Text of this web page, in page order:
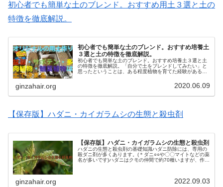
初心者でも簡単な土のブレンド。おすすめ用土３選と土の
特徴を徹底解説。
初心者でも簡単な土のブレンド。おすすめ培養土
３選と土の特徴を徹底解説。
初心者でも簡単な土のブレンド。おすすめ培養土３選と土
の特徴を徹底解説。「自分で土をブレンドしてみたい」と
思ったということは、ある程度植物を育てた経験があると
ginzahair.org 2020.06.09
【保存版】ハダニ・カイガラムシの生態と殺虫剤
【保存版】ハダニ・カイガラムシの生態と殺虫剤
ハダニの生態と殺虫剤の基礎知識ハダニ防除には、専用の
殺ダニ剤が多くあります。(＊ダニ○○や〇〇マイトなどの薬
名が多いです)ハダニはクモの仲間で約70種いますが、作物
ginzahair.org 2022.09.03